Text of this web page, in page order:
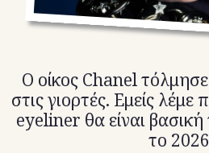
Ο οίκος Chanel
στις γιορτές. Εμείς
eyeliner θα είναι βασική
το